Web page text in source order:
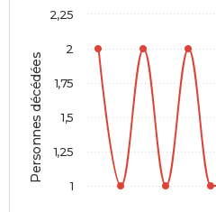
Personnes décédées
1
1,25
1,5
1,75
2
2,25